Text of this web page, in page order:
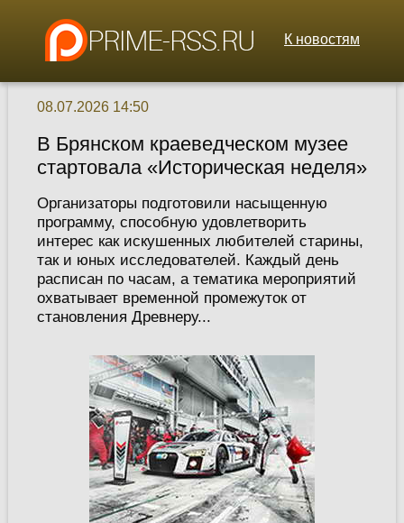
К новостям
08.07.2026 14:50
В Брянском краеведческом музее
стартовала «Историческая неделя»
Организаторы подготовили насыщенную
программу, способную удовлетворить
интерес как искушенных любителей старины,
так и юных исследователей. Каждый день
расписан по часам, а тематика мероприятий
охватывает временной промежуток от
становления Древнеру...